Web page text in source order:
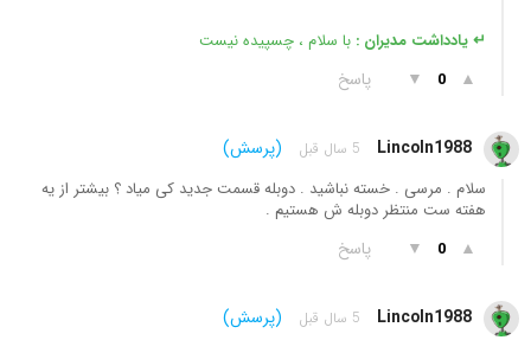
↵ یادداشت مدیران : با سلام ، چسپیده نیست
▲
0
▼ پاسخ
Lincoln1988 5 سال قبل (پرسش)
سلام . مرسی . خسته نباشید . دوبله قسمت جدید کی میاد ؟ بیشتر از یه
هفته ست منتظر دوبله ش هستیم .
▲
0
▼ پاسخ
Lincoln1988 5 سال قبل (پرسش)